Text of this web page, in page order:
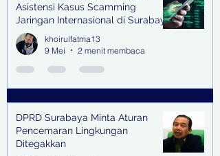
Asistensi Kasus Scamming
Jaringan Internasional di Surabaya
khoirulfatma13
9 Mei
2 menit membaca
DPRD Surabaya Minta Aturan
Pencemaran Lingkungan
Ditegakkan